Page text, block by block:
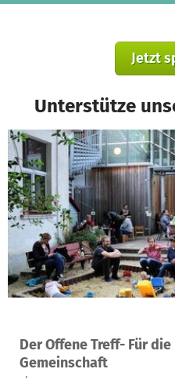
Jetzt
Unterstütze
Der Offene Treff- Für die
Gemeinschaft
Ein Projekt in Dortmund,
14